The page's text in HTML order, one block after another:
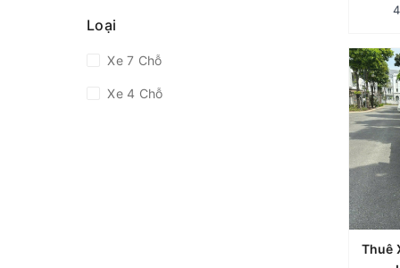
chọn
thích
đời
thuê
Thuê
Thuê Xe Land Cruiser 7 Chỗ Có Tài Hoặc Tự Lái Tại TP.HCM
Loại
Xe 7 Chỗ
Xe 4 Chỗ